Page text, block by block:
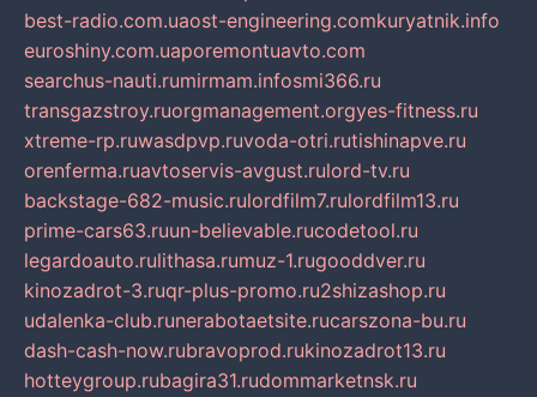
best-radio.com.uaost-engineering.comkuryatnik.info
euroshiny.com.uaporemontuavto.com
searchus-nauti.rumirmam.infosmi366.ru
transgazstroy.ruorgmanagement.orgyes-fitness.ru
xtreme-rp.ruwasdpvp.ruvoda-otri.rutishinapve.ru
orenferma.ruavtoservis-avgust.rulord-tv.ru
backstage-682-music.rulordfilm7.rulordfilm13.ru
prime-cars63.ruun-believable.rucodetool.ru
legardoauto.rulithasa.rumuz-1.rugooddver.ru
kinozadrot-3.ruqr-plus-promo.ru2shizashop.ru
udalenka-club.runerabotaetsite.rucarszona-bu.ru
dash-cash-now.rubravoprod.rukinozadrot13.ru
hotteygroup.rubagira31.rudommarketnsk.ru